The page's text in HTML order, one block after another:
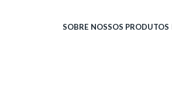
SOBRE NOSSOS PRODUTOS